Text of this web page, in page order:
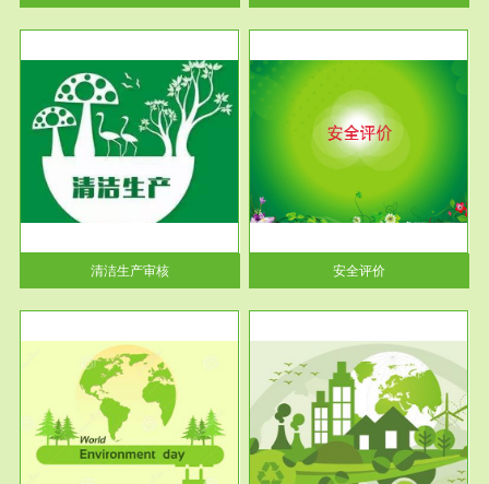
清洁生产审核
服务范围
安全评价
安全评价安全评价目的是查找、
分析和预测工程、系统、生产经
营活...
安全评价
服务范围
VOCs在线监测
根据《重点区域大气污染防